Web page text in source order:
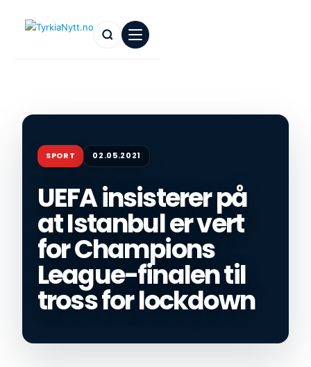
SPORT 02.05.2021
UEFA insisterer på
at Istanbul er vert
for Champions
League-finalen til
tross for lockdown